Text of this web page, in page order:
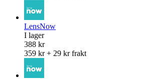
LensNow
I lager
388 kr
359 kr + 29 kr frakt